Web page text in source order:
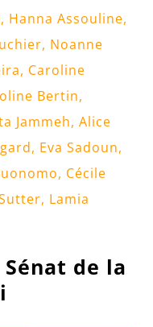
Hanna Assouline,
Noanne
, Caroline
Bertin,
Jammeh, Alice
Eva Sadoun,
, Cécile
, Lamia
de la